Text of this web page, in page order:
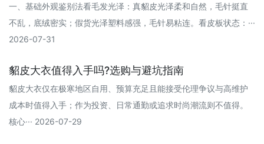
一、基础外观鉴别法看毛发光泽‌：真貂皮光泽柔和自然，毛针挺直
不乱，底绒密实；假货光泽塑料感强，毛针易粘连。看皮板状态‌：···
2026-07-31
貂皮大衣值得入手吗?选购与避坑指南
貂皮大衣仅在极寒地区自用、预算充足且能接受伦理争议与高维护
成本时值得入手；作为投资、日常通勤或追求时尚潮流则不值得。
核心··· 2026-07-29